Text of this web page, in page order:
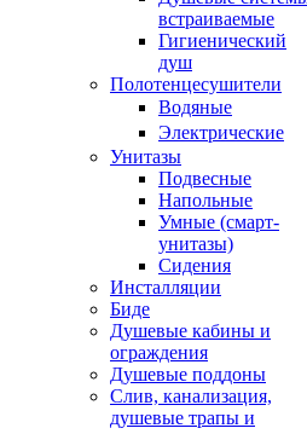
встраиваемые
Гигиенический
душ
Полотенцесушители
ㅤВодяные
ㅤЭлектрические
Унитазы
Подвесные
Напольные
Умные (смарт-
унитазы)
Сидения
Инсталляции
Биде
Душевые кабины и
ограждения
Душевые поддоны
Слив, канализация,
душевые трапы и